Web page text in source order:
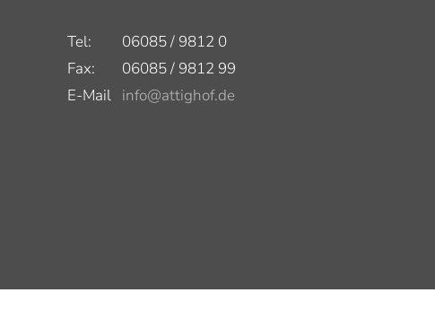
Tel:
06085 / 9812 0
Fax:
06085 / 9812 99
E-Mail info@attighof.de